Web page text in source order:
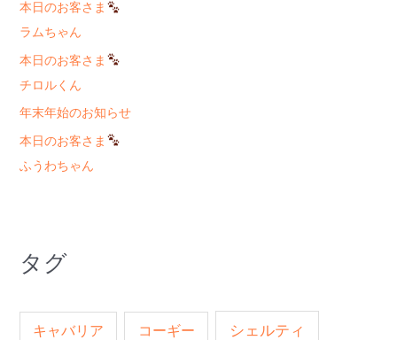
本日のお客さま
ラムちゃん
本日のお客さま
チロルくん
年末年始のお知らせ
本日のお客さま
ふうわちゃん
タグ
キャバリア コーギー シェルティ